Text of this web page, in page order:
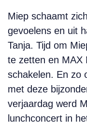
Miep schaamt
gevoelens en uit
Tanja. Tijd om
te zetten en MAX
schakelen. En zo
met deze
verjaardag werd
lunchconcert in